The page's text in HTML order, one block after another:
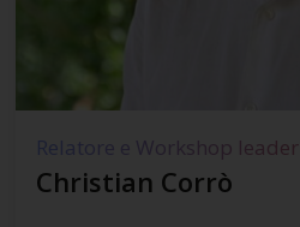
Relatore e Workshop leader
Christian Corrò